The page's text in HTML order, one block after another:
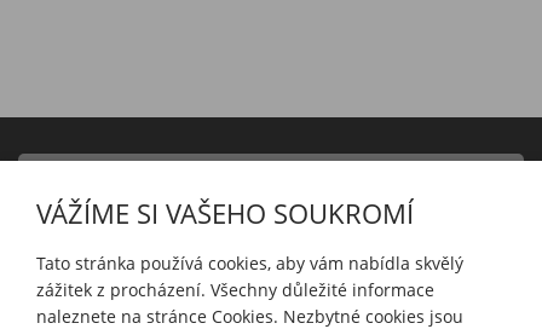
INFORMACE
VÁŽÍME SI VAŠEHO SOUKROMÍ
Tato stránka používá cookies, aby vám nabídla skvělý
zážitek z procházení. Všechny důležité informace
naleznete na stránce Cookies. Nezbytné cookies jsou